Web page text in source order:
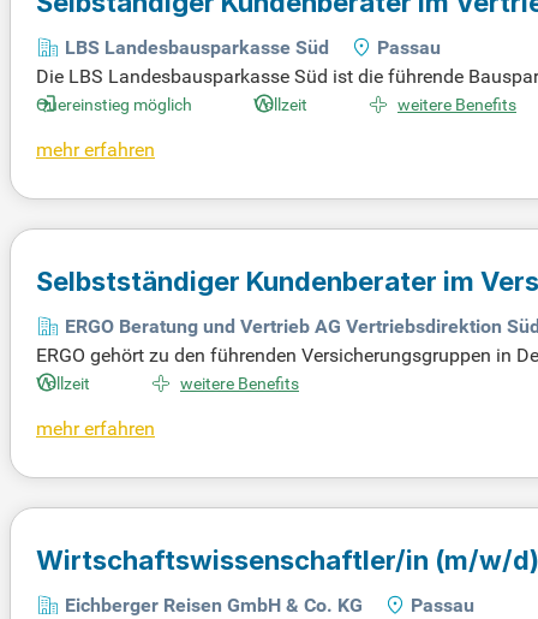
Quereinsteiger
(m/w/d)
LBS Landesbausparkasse Süd
Passau
Die LBS Landesbausparkasse Süd ist die führende
n Standorten in Stuttgart, München, Mainz und Karlsruhe
die unsere Kunden optimal betreuen. Werde Teil des
Quereinstieg möglich Vollzeit weitere Benefits
mehr erfahren
Selbstständiger Kundenberater im
ERGO Beratung und Vertrieb AG Vertriebsdirektion Süd
ERGO gehört zu den führenden Versicherungsgruppen in
erungen und vielseitige Projekte, die Ihr Wachstum
Sie sich jetzt über unsere Stellenangebote auf
Vollzeit weitere Benefits
mehr erfahren
Wirtschaftswissenschaftler/in (m/w/d)
Eichberger Reisen GmbH & Co. KG
Passau